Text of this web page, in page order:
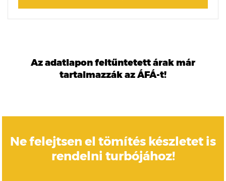
Az adatlapon feltűntetett árak már
tartalmazzák az ÁFÁ-t!
Ne felejtsen el tömítés készletet is
rendelni turbójához!